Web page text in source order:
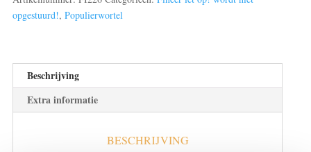
14
bladen
€
38.95
opgestuurd!, Populierwortel
Beschrijving
Extra informatie
BESCHRIJVING